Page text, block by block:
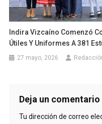
Indira Vizcaíno Comenzó
Útiles Y Uniformes A 381
27 mayo, 2026
Deja un comentario
Tu dirección de correo